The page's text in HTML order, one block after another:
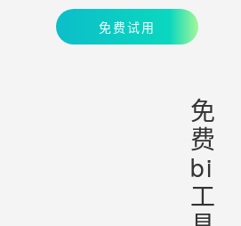
免费试用
免
费
bi
工